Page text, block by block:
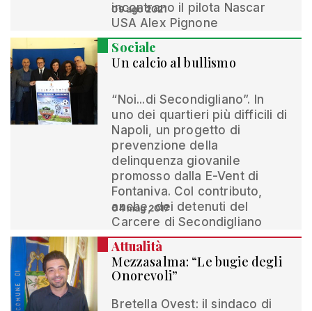
incontrano il pilota Nascar
USA Alex Pignone
09 ago 2021
Sociale
Un calcio al bullismo
“Noi...di Secondigliano”. In
uno dei quartieri più difficili di
Napoli, un progetto di
prevenzione della
delinquenza giovanile
promosso dalla E-Vent di
Fontaniva. Col contributo,
anche, dei detenuti del
Carcere di Secondigliano
04 mag 2017
Attualità
Mezzasalma: “Le bugie degli
Onorevoli”
Bretella Ovest: il sindaco di